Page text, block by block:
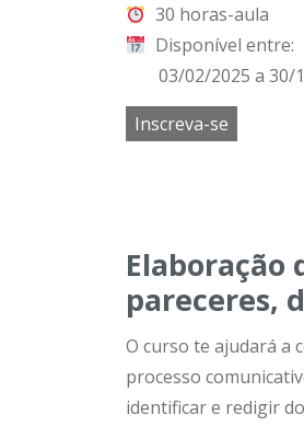
30 horas-aula
Disponível entre:
03/02/2025 a 30/
Inscreva-se
pareceres,
O curso te ajudará a
processo
identificar e redigir